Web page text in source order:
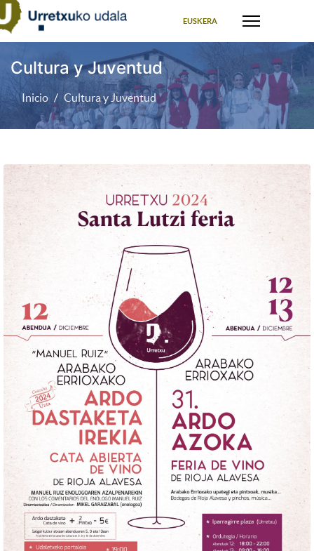
EUSKERA
Cultura y Juventud
Inicio Cultura y Juventud